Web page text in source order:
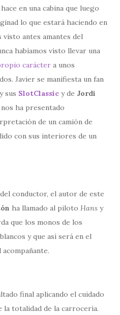
en una cabina que luego
lo que estará haciendo en
antes amantes del
habíamos visto llevar una
carácter a unos
Javier se manifiesta un fan
y sus SlotClassic y de Jordi
nos ha presentado
de un camión de
con sus interiores de un
conductor, el autor de este
ha llamado al piloto Hans y
que los monos de los
y que así será en el
final aplicando el cuidado
la totalidad de la carrocería.